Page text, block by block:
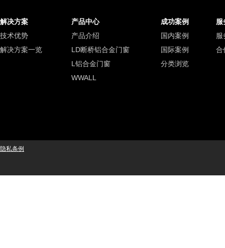
解决方案 产品中心 成功案例
服
技术优势
产品介绍 国内案例
服
解决方案一览
LD断桥铝合金门窗 国际案例
合
L铝合金门窗
分类浏览
WWALL
隐私条例